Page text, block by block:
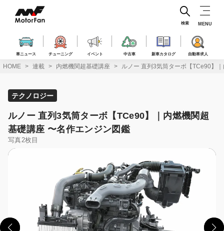
ス
車ニュース チューニング イベント 中古車 新車カタログ 自動車求人
検索 MENU
HOME 連載 内燃機関超基礎講座 ルノー 直列3気筒ターボ【TCe90】
テクノロジー
ルノー 直列3気筒ターボ【TCe90】｜内燃機関超
基礎講座 〜名作エンジン図鑑
写真2枚目